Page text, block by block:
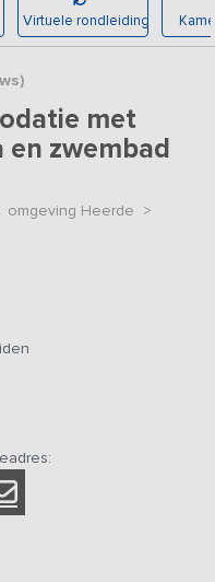
Virtuele rondleiding
)
met
en zwembad
omgeving Heerde >